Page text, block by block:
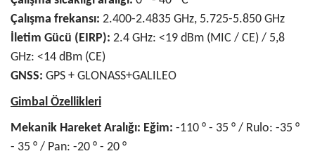
Çalışma frekansı: 2.400-2.4835 GHz, 5.725-5.850 GHz
İletim Gücü (EIRP): 2.4 GHz: <19 dBm (MIC / CE) / 5,8
GHz: <14 dBm (CE)
GNSS: GPS + GLONASS+GALILEO
Gimbal Özellikleri
Mekanik Hareket Aralığı: Eğim: -110 ° - 35 ° / Rulo: -35 °
- 35 ° / Pan: -20 ° - 20 °